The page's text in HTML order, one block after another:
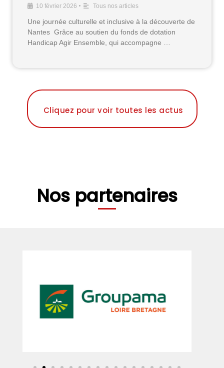
10 février 2026 • Tous nos articles
Une journée culturelle et inclusive à la découverte de
Nantes Grâce au soutien du fonds de dotation
Handicap Agir Ensemble, qui accompagne …
Cliquez pour voir toutes les actus
Nos partenaires